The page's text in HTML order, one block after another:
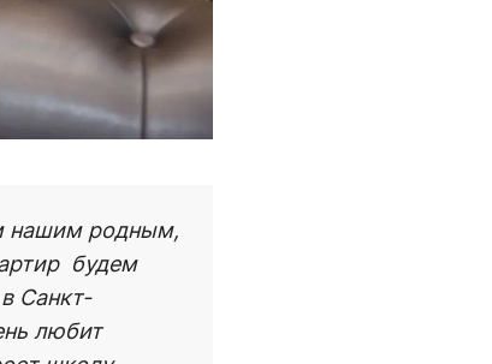
нашим родным,
 будем
Санкт-
любит